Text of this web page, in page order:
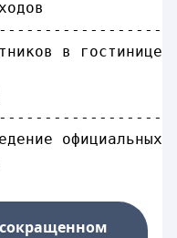
в гостинице
официальных